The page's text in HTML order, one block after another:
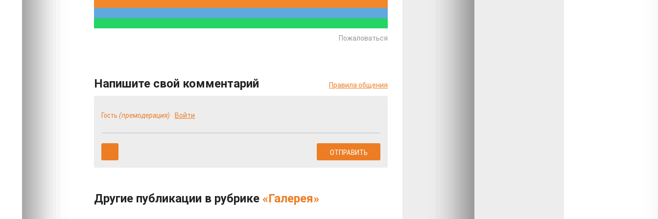
Пожаловаться
Напишите свой комментарий Правила общения
Гость (премодерация) Войти
Другие публикации в рубрике «Галерея»